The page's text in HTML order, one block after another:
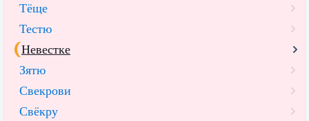
Тёще
Тестю
Невестке
Зятю
Свекрови
Свёкру